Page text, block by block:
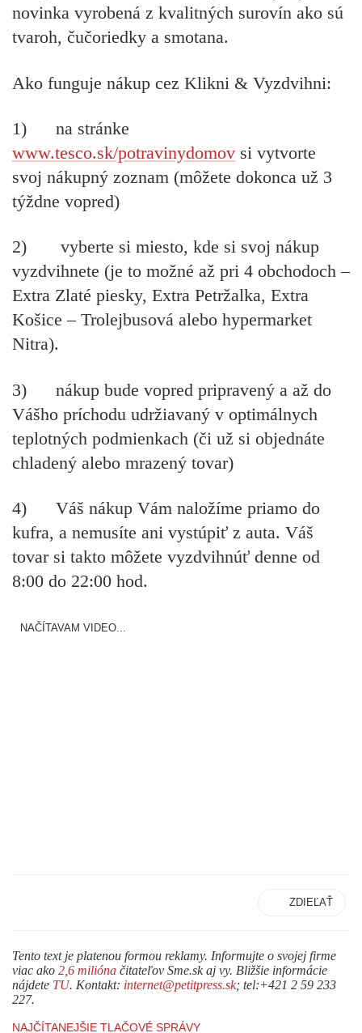
novinka vyrobená z kvalitných surovín ako sú
tvaroh, čučoriedky a smotana.
Ako funguje nákup cez Klikni & Vyzdvihni:
1) na stránke
www.tesco.sk/potravinydomov si vytvorte
svoj nákupný zoznam (môžete dokonca už 3
týždne vopred)
2)
vyberte si miesto, kde si svoj nákup
vyzdvihnete (je to možné až pri 4 obchodoch –
Extra Zlaté piesky, Extra Petržalka, Extra
Košice – Trolejbusová alebo hypermarket
Nitra).
3) nákup bude vopred pripravený a až do
Vášho príchodu udržiavaný v optimálnych
teplotných podmienkach (či už si objednáte
chladený alebo mrazený tovar)
4) Váš nákup Vám naložíme priamo do
kufra, a nemusíte ani vystúpiť z auta. Váš
tovar si takto môžete vyzdvihnúť denne od
8:00 do 22:00 hod.
NAČÍTAVAM VIDEO...
ZDIEĽAŤ
Tento text je platenou formou reklamy. Informujte o svojej firme
viac ako 2,6 milióna čitateľov Sme.sk aj vy. Bližšie informácie
nájdete TU. Kontakt: internet@petitpress.sk; tel:+421 2 59 233
227.
NAJČÍTANEJŠIE TLAČOVÉ SPRÁVY